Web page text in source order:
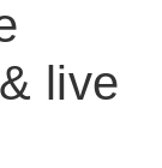
live